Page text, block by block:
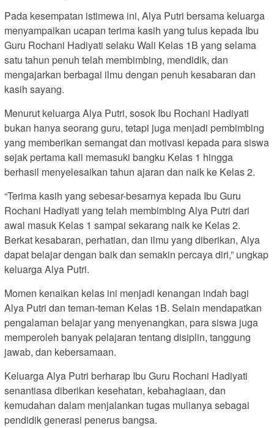
Pada kesempatan istimewa ini, Alya Putri bersama keluarga
menyampaikan ucapan terima kasih yang tulus kepada Ibu
Guru Rochani Hadiyati selaku Wali Kelas 1B yang selama
satu tahun penuh telah membimbing, mendidik, dan
mengajarkan berbagai ilmu dengan penuh kesabaran dan
kasih sayang.
Menurut keluarga Alya Putri, sosok Ibu Rochani Hadiyati
bukan hanya seorang guru, tetapi juga menjadi pembimbing
yang memberikan semangat dan motivasi kepada para siswa
sejak pertama kali memasuki bangku Kelas 1 hingga
berhasil menyelesaikan tahun ajaran dan naik ke Kelas 2.
“Terima kasih yang sebesar-besarnya kepada Ibu Guru
Rochani Hadiyati yang telah membimbing Alya Putri dari
awal masuk Kelas 1 sampai sekarang naik ke Kelas 2.
Berkat kesabaran, perhatian, dan ilmu yang diberikan, Alya
dapat belajar dengan baik dan semakin percaya diri,” ungkap
keluarga Alya Putri.
Momen kenaikan kelas ini menjadi kenangan indah bagi
Alya Putri dan teman-teman Kelas 1B. Selain mendapatkan
pengalaman belajar yang menyenangkan, para siswa juga
memperoleh banyak pelajaran tentang disiplin, tanggung
jawab, dan kebersamaan.
Keluarga Alya Putri berharap Ibu Guru Rochani Hadiyati
senantiasa diberikan kesehatan, kebahagiaan, dan
kemudahan dalam menjalankan tugas mulianya sebagai
pendidik generasi penerus bangsa.